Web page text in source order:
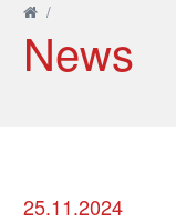
/
News
25.11.2024